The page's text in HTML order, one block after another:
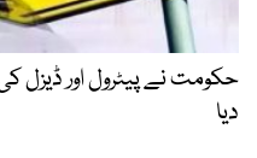
حکومت نے پیٹرول اور ڈیزل
دیا